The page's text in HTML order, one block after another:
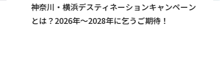
神奈川・横浜デスティネーションキャンペーン
とは？2026年～2028年に乞うご期待！